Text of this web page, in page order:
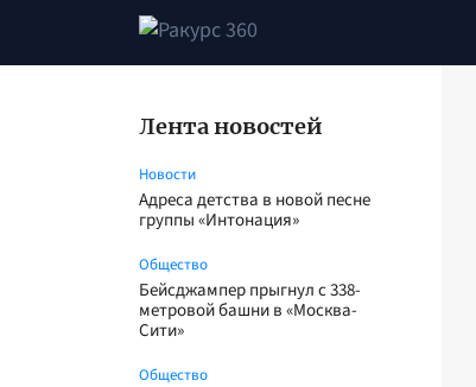
Лента новостей
Новости
Адреса детства в новой песне
группы «Интонация»
Общество
Бейсджампер прыгнул с 338-
метровой башни в «Москва-
Сити»
Общество